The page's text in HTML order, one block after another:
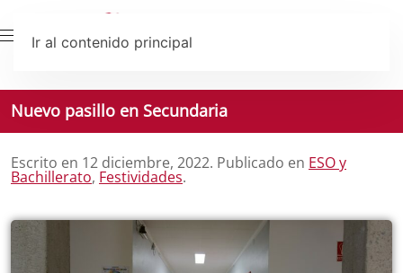
Ir al contenido principal
Nuevo pasillo en Secundaria
Escrito en 12 diciembre, 2022. Publicado en ESO y
Bachillerato, Festividades.